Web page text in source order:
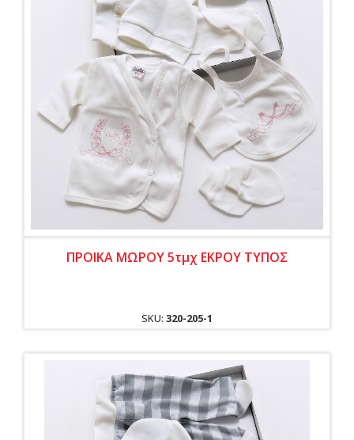
ΠΡΟΙΚΑ ΜΩΡΟΥ 5τμχ ΕΚΡΟΥ ΤΥΠΟΣ
SKU: 320-205-1